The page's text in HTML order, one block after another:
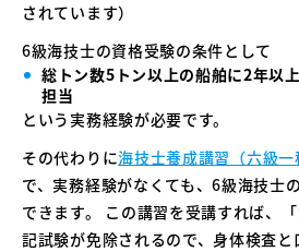
されています）
6級海技士の資格受験の条件として
総トン数5トン以上の船舶に2年以
担当
という実務経験が必要です。
その代わりに海技士養成講習（六級一
で、実務経験がなくても、6級海技士
できます。 この講習を受講すれば、
記試験が免除されるので、身体検査